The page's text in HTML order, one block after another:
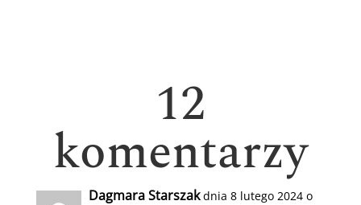
12
komentarzy
Dagmara Starszak dnia 8 lutego 2024 o